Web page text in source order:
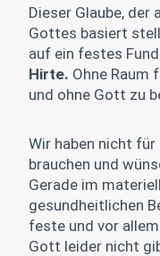
Dieser Glaube,
Gottes basiert
auf ein festes
Hirte. Ohne Raum
und ohne Gott zu
Wir haben nicht für
brauchen und
Gerade im
gesundheitlichen
feste und vor
Gott leider nicht